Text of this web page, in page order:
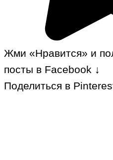
Жми «Нравится» и
посты в Facebook ↓
Поделиться в